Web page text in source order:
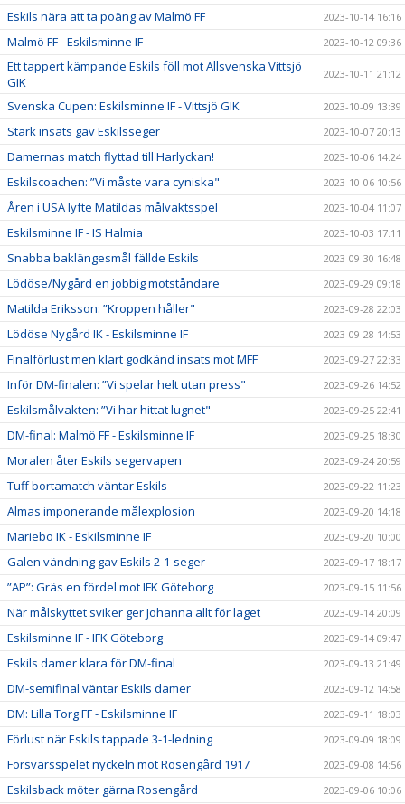
Eskils nära att ta poäng av Malmö FF 2023-10-14 16:16
Malmö FF - Eskilsminne IF 2023-10-12 09:36
Ett tappert kämpande Eskils föll mot Allsvenska Vittsjö
GIK
2023-10-11 21:12
Svenska Cupen: Eskilsminne IF - Vittsjö GIK 2023-10-09 13:39
Stark insats gav Eskilsseger 2023-10-07 20:13
Damernas match flyttad till Harlyckan! 2023-10-06 14:24
Eskilscoachen: ”Vi måste vara cyniska" 2023-10-06 10:56
Åren i USA lyfte Matildas målvaktsspel 2023-10-04 11:07
Eskilsminne IF - IS Halmia 2023-10-03 17:11
Snabba baklängesmål fällde Eskils 2023-09-30 16:48
Lödöse/Nygård en jobbig motståndare 2023-09-29 09:18
Matilda Eriksson: ”Kroppen håller" 2023-09-28 22:03
Lödöse Nygård IK - Eskilsminne IF 2023-09-28 14:53
Finalförlust men klart godkänd insats mot MFF 2023-09-27 22:33
Inför DM-finalen: ”Vi spelar helt utan press" 2023-09-26 14:52
Eskilsmålvakten: ”Vi har hittat lugnet" 2023-09-25 22:41
DM-final: Malmö FF - Eskilsminne IF 2023-09-25 18:30
Moralen åter Eskils segervapen 2023-09-24 20:59
Tuff bortamatch väntar Eskils 2023-09-22 11:23
Almas imponerande målexplosion 2023-09-20 14:18
Mariebo IK - Eskilsminne IF 2023-09-20 10:00
Galen vändning gav Eskils 2-1-seger 2023-09-17 18:17
”AP”: Gräs en fördel mot IFK Göteborg 2023-09-15 11:56
När målskyttet sviker ger Johanna allt för laget 2023-09-14 20:09
Eskilsminne IF - IFK Göteborg 2023-09-14 09:47
Eskils damer klara för DM-final 2023-09-13 21:49
DM-semifinal väntar Eskils damer 2023-09-12 14:58
DM: Lilla Torg FF - Eskilsminne IF 2023-09-11 18:03
Förlust när Eskils tappade 3-1-ledning 2023-09-09 18:09
Försvarsspelet nyckeln mot Rosengård 1917 2023-09-08 14:56
Eskilsback möter gärna Rosengård 2023-09-06 10:06